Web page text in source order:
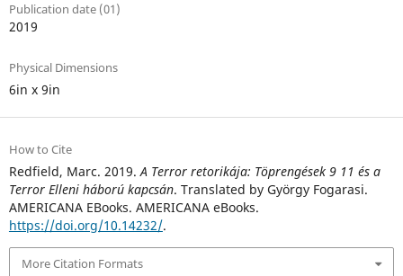
Publication date (01)
2019
Physical Dimensions
6in x 9in
How to Cite
Redfield, Marc. 2019.A Terror retorikája: Töprengések 9 11 és a
Terror Elleni háború kapcsán. Translated by György Fogarasi.
AMERICANA EBooks. AMERICANA eBooks.
https://doi.org/10.14232/.
More Citation Formats